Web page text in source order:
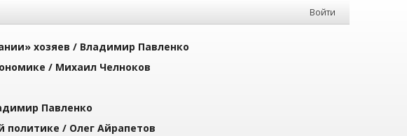
Войти
хозяев / Владимир Павленко
/ Михаил Челноков
Павленко
политике / Олег Айрапетов